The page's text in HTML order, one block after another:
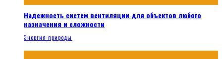
Надежность систем вентиляции для объектов любого
назначения и сложности
Энергия природы